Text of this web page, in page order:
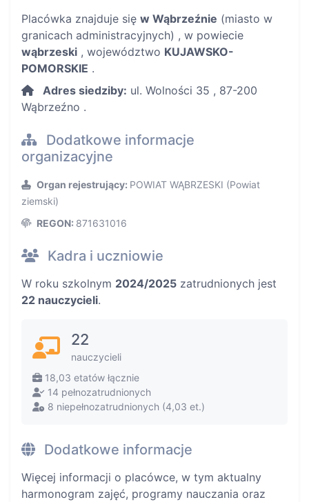
Placówka znajduje się w Wąbrzeźnie (miasto w
granicach administracyjnych) , w powiecie
wąbrzeski , województwo KUJAWSKO-
POMORSKIE .
Adres siedziby: ul. Wolności 35 , 87-200
Wąbrzeźno .
Dodatkowe informacje
organizacyjne
Organ rejestrujący: POWIAT WĄBRZESKI (Powiat
ziemski)
REGON: 871631016
Kadra i uczniowie
W roku szkolnym 2024/2025 zatrudnionych jest
22 nauczycieli.
22
nauczycieli
18,03 etatów łącznie
14 pełnozatrudnionych
8 niepełnozatrudnionych (4,03 et.)
Dodatkowe informacje
Więcej informacji o placówce, w tym aktualny
harmonogram zajęć, programy nauczania oraz